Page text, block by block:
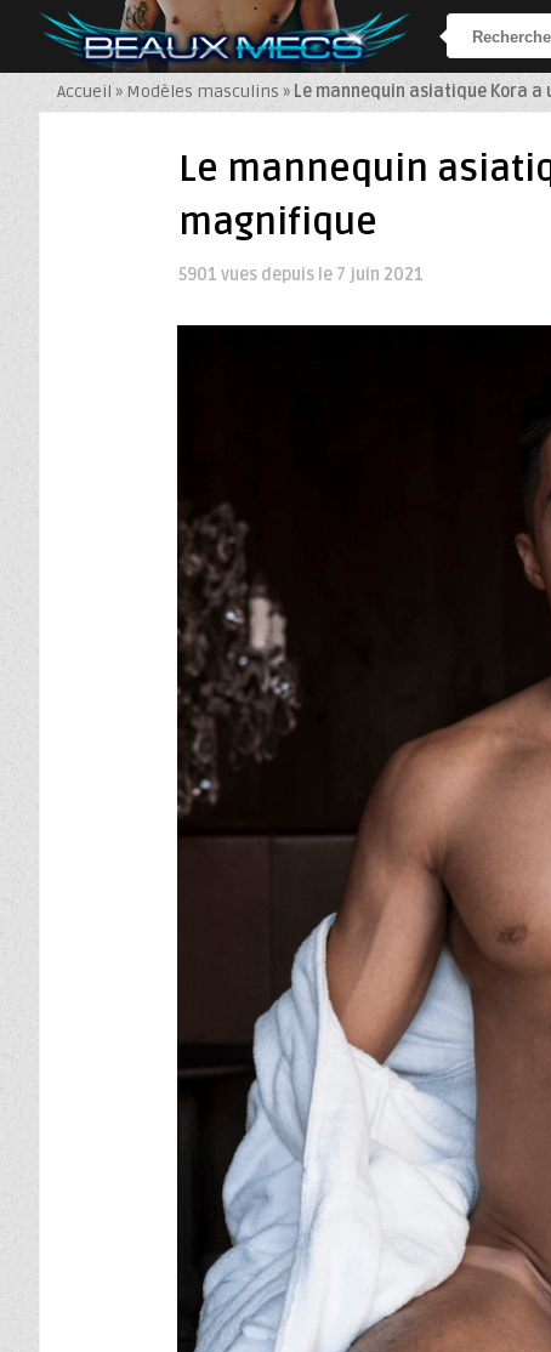
Accueil » Modèles masculins » Le mannequin asiatique Kora
Le mannequin
magnifique
5901 vues depuis le 7 juin 2021